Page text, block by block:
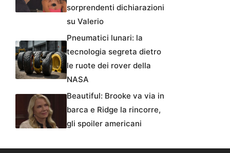
sorprendenti dichiarazioni
su Valerio
Pneumatici lunari: la
tecnologia segreta dietro
le ruote dei rover della
NASA
Beautiful: Brooke va via in
barca e Ridge la rincorre,
gli spoiler americani